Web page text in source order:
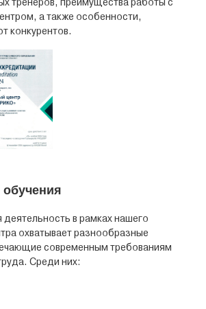
а также особенности,
конкурентов.
в рамках нашего
охватывает разнообразные
современным требованиям
Среди них: